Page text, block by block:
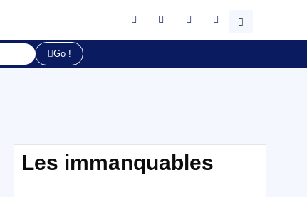
Go !
Les immanquables